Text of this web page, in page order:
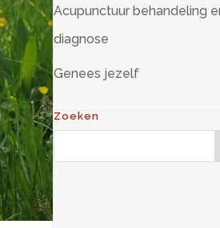
Acupunctuur behandeling
diagnose
Genees jezelf
Zoeken